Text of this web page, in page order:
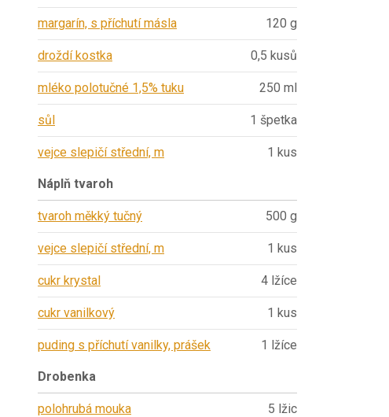
margarín, s příchutí másla 120 g
droždí kostka 0,5 kusů
mléko polotučné 1,5% tuku 250 ml
sůl 1 špetka
vejce slepičí střední, m 1 kus
Náplň tvaroh
tvaroh měkký tučný 500 g
vejce slepičí střední, m 1 kus
cukr krystal 4 lžíce
cukr vanilkový 1 kus
puding s příchutí vanilky, prášek 1 lžíce
Drobenka
polohrubá mouka 5 lžic